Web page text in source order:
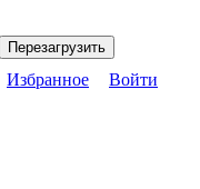
Перезагрузить
Избранное Войти